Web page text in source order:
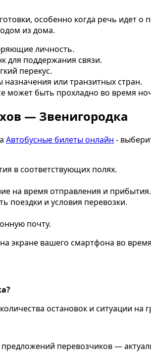
особенно когда речь идет
из дома.
личность.
для поддержания связи.
перекус.
или транзитных стран.
может быть прохладно во время
— Звенигородка
Автобусные билеты онлайн -
в соответствующих полях.
на время отправления и прибытия.
поездки и условия перевозки.
почту.
экране вашего смартфона во
остановок и ситуации на
перевозчиков —